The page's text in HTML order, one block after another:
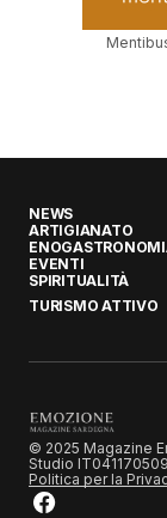
NEWS
ARTIGIANATO
EVENTI
SPIRITUALITÀ
TURISMO ATTIVO
© 2025 Magazine
Studio
Politica per la